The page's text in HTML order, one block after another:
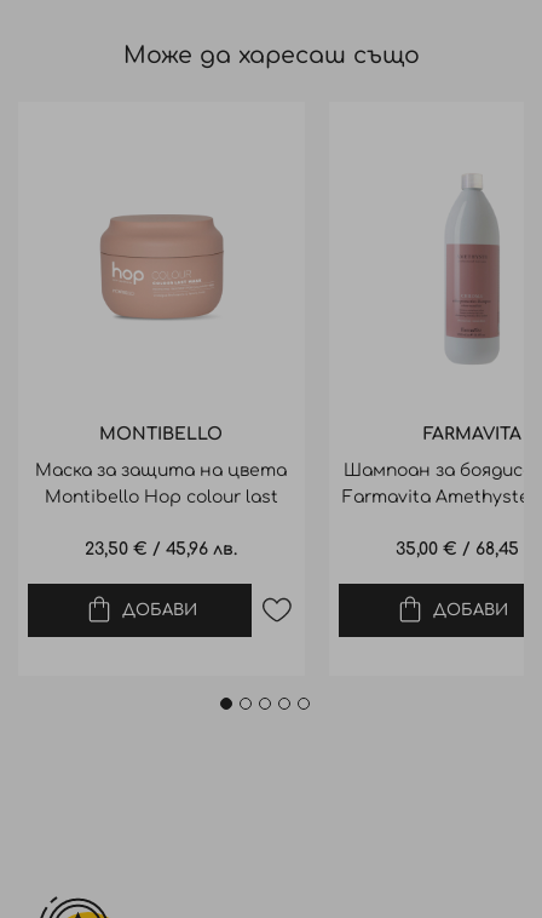
Може да харесаш също
MONTIBELLO
Маска за защита на цвета
Montibello Hop colour last
23,50 € /45,96 лв.
ДОБАВИ
FARMAVITA
Шампоан за
Farmavita Amethyste
35,00 € / 68,45
ДОБАВИ